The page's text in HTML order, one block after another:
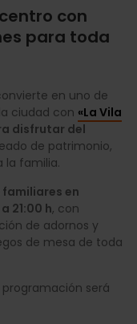
con
para toda
en uno de
ciudad con «La Vila
disfrutar del
de patrimonio,
la familia.
en
21:00 h, con
de adornos y
de mesa de toda
programación será